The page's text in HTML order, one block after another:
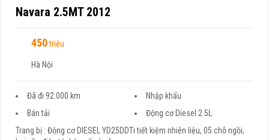
Navara 2.5MT 2012
450triệu
Hà Nội
Đã đi 92.000 km
Nhập khẩu
Bán tải
Động cơ Diesel 2.5L
Trang bị : Động cơ DIESEL YD25DDTi tiết kiệm nhiên liệu, 05 chỗ ngồi,